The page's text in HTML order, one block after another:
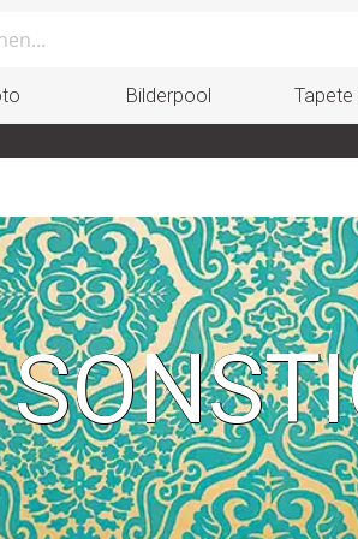
Bilderpool Tapete